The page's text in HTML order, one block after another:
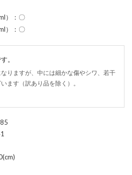
）：〇
）：〇
。
りますが、中には細かな傷やシワ、若干
ます（訳あり品を除く）。